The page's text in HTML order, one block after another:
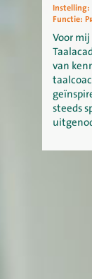
Instelling:
Functie:
Voor
van
steeds